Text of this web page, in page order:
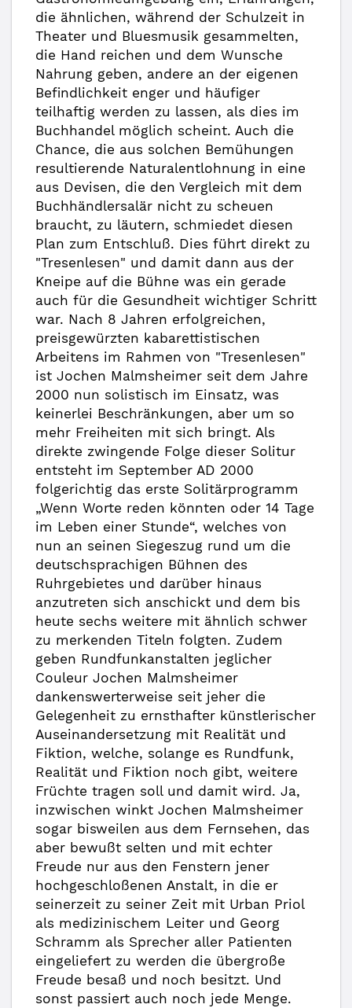
die ähnlichen, während der Schulzeit in
Theater und Bluesmusik gesammelten,
die Hand reichen und dem Wunsche
Nahrung geben, andere an der eigenen
Befindlichkeit enger und häufiger
teilhaftig werden zu lassen, als dies im
Buchhandel möglich scheint. Auch die
Chance, die aus solchen Bemühungen
resultierende Naturalentlohnung in eine
aus Devisen, die den Vergleich mit dem
Buchhändlersalär nicht zu scheuen
braucht, zu läutern, schmiedet diesen
Plan zum Entschluß. Dies führt direkt zu
"Tresenlesen" und damit dann aus der
Kneipe auf die Bühne was ein gerade
auch für die Gesundheit wichtiger Schritt
war. Nach 8 Jahren erfolgreichen,
preisgewürzten kabarettistischen
Arbeitens im Rahmen von "Tresenlesen"
ist Jochen Malmsheimer seit dem Jahre
2000 nun solistisch im Einsatz, was
keinerlei Beschränkungen, aber um so
mehr Freiheiten mit sich bringt. Als
direkte zwingende Folge dieser Solitur
entsteht im September AD 2000
folgerichtig das erste Solitärprogramm
„Wenn Worte reden könnten oder 14 Tage
im Leben einer Stunde“, welches von
nun an seinen Siegeszug rund um die
deutschsprachigen Bühnen des
Ruhrgebietes und darüber hinaus
anzutreten sich anschickt und dem bis
heute sechs weitere mit ähnlich schwer
zu merkenden Titeln folgten. Zudem
geben Rundfunkanstalten jeglicher
Couleur Jochen Malmsheimer
dankenswerterweise seit jeher die
Gelegenheit zu ernsthafter künstlerischer
Auseinandersetzung mit Realität und
Fiktion, welche, solange es Rundfunk,
Realität und Fiktion noch gibt, weitere
Früchte tragen soll und damit wird. Ja,
inzwischen winkt Jochen Malmsheimer
sogar bisweilen aus dem Fernsehen, das
aber bewußt selten und mit echter
Freude nur aus den Fenstern jener
hochgeschloßenen Anstalt, in die er
seinerzeit zu seiner Zeit mit Urban Priol
als medizinischem Leiter und Georg
Schramm als Sprecher aller Patienten
eingeliefert zu werden die übergroße
Freude besaß und noch besitzt. Und
sonst passiert auch noch jede Menge.